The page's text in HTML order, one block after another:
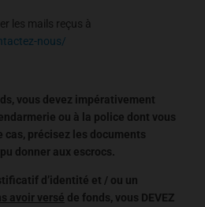
les mails reçus à
nous/
vous devez impérativement
ou à la police dont vous
cas, précisez les documents
donner aux escrocs.
d’identité et / ou un
avoir versé de fonds, vous DEVEZ